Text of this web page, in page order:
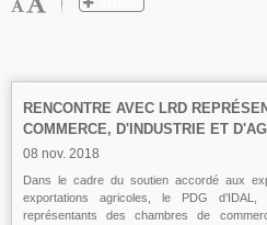
RENCONTRE AVEC LRD
COMMERCE, D'INDUSTRIE ET
08 nov. 2018
Dans le cadre du soutien accordé aux
exportations agricoles, le PDG
représentants des chambres de